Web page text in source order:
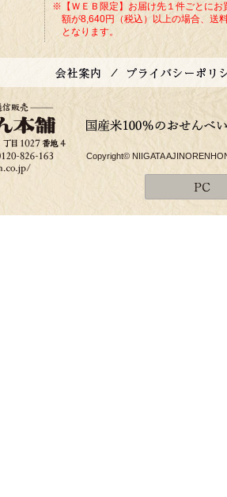
※【ＷＥＢ限定】お届け先１件ごとにお
額が8,640円（税込）以上の場合、送
となります。
Copyright© NIIGATA